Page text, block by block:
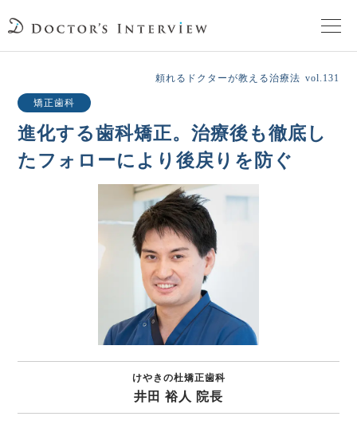
頼れるドクターが教える治療法
街の頼れるドクターたち
インタビューを検索
頼れるドクターが教える治療法 vol.131
矯正歯科
進化する歯科矯正。治療後も徹底し
たフォローにより後戻りを防ぐ
けやきの杜矯正歯科
井田 裕人 院長